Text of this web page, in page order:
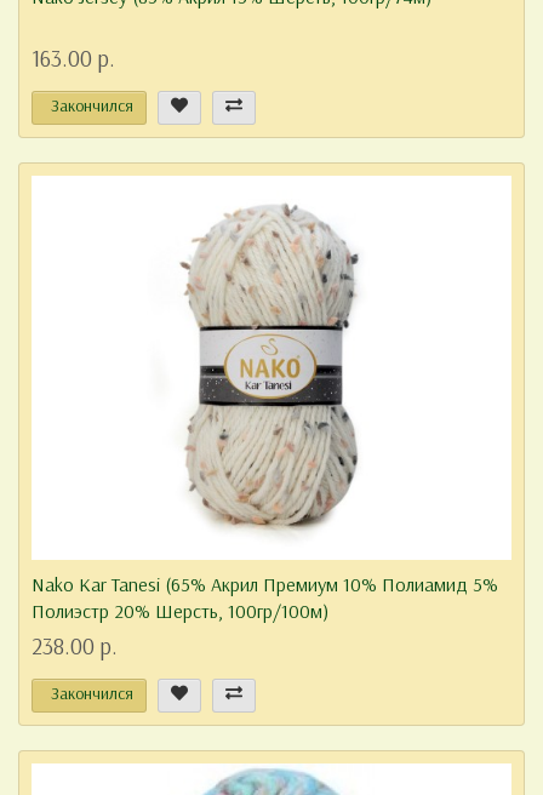
163.00 р.
Закончился
Nako Kar Tanesi (65% Акрил Премиум 10% Полиамид 5%
Полиэстр 20% Шерсть, 100гр/100м)
238.00 р.
Закончился